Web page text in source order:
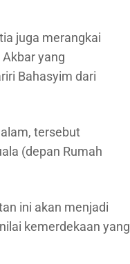
juga merangkai
yang
Bahasyim dari
tersebut
(depan Rumah
ini akan menjadi
kemerdekaan yang